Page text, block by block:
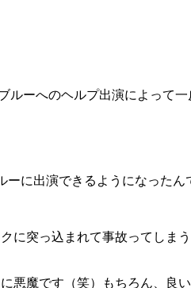
ーへのヘルプ出演によって一
に出演できるようになったん
突っ込まれて事故ってしま
悪魔です（笑）もちろん、良い